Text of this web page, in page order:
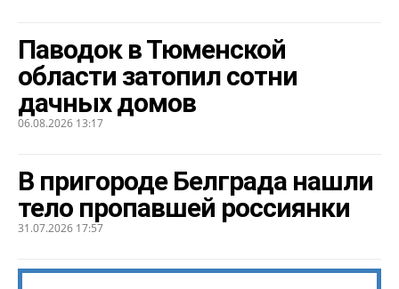
Паводок в Тюменской
области затопил сотни
дачных домов
06.08.2026 13:17
В пригороде Белграда нашли
тело пропавшей россиянки
31.07.2026 17:57